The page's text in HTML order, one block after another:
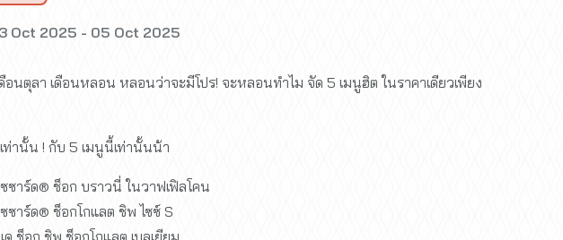
Oct 2025 - 05 Oct 2025
ดือนตุลา เดือนหลอน หลอนว่าจะมีโปร! จะหลอนทำไม จัด 5 เมนูฮิต ในราคาเดียวเพียง
ท่านั้น ! กับ 5 เมนูนี้เท่านั้นน้า
ซาร์ด® ช็อก บราวนี่ ในวาฟเฟิลโคน
ซาร์ด® ช็อกโกแลต ชิพ ไซซ์ S
ด ช็อก ชิพ ช็อกโกแลต เบลเยียม